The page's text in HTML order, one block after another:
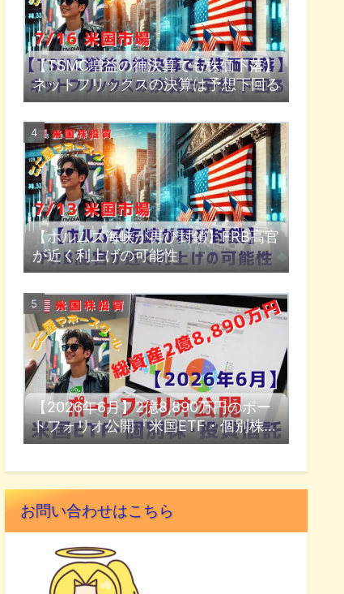
【TSMC増益の神決算でも株価下落】
ネットフリックスの決算は予想下回る
【ホルムズ海峡が再び封鎖】FRB高官
が近く利上げの可能性
【2026年6月】2億8,890万円のポー
トフォリオ公開『米国ETF・個別株・
投資信託』
お問い合わせはこちら